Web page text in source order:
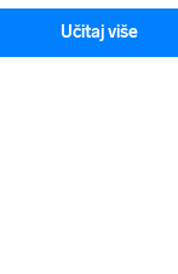
Učitaj više